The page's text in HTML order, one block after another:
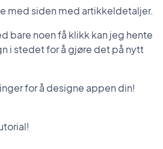
med siden med artikkeldetaljer.
bare noen få klikk kan jeg hente
i stedet for å gjøre det på nytt
for å designe appen din!